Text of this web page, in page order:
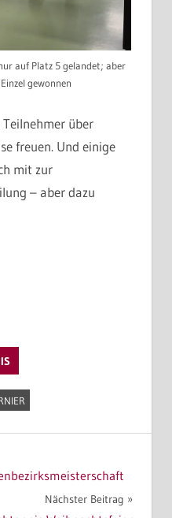
auf Platz 5 gelandet; aber
gewonnen
Teilnehmer über
freuen. Und einige
mit zur
– aber dazu
Nächster Beitrag